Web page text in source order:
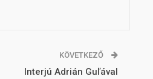
KÖVETKEZŐ
Interjú Adrián Guľával